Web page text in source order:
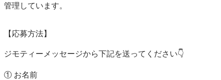
管理しています。
【応募方法】
ジモティーメッセージから下記を送ってください👇
① お名前